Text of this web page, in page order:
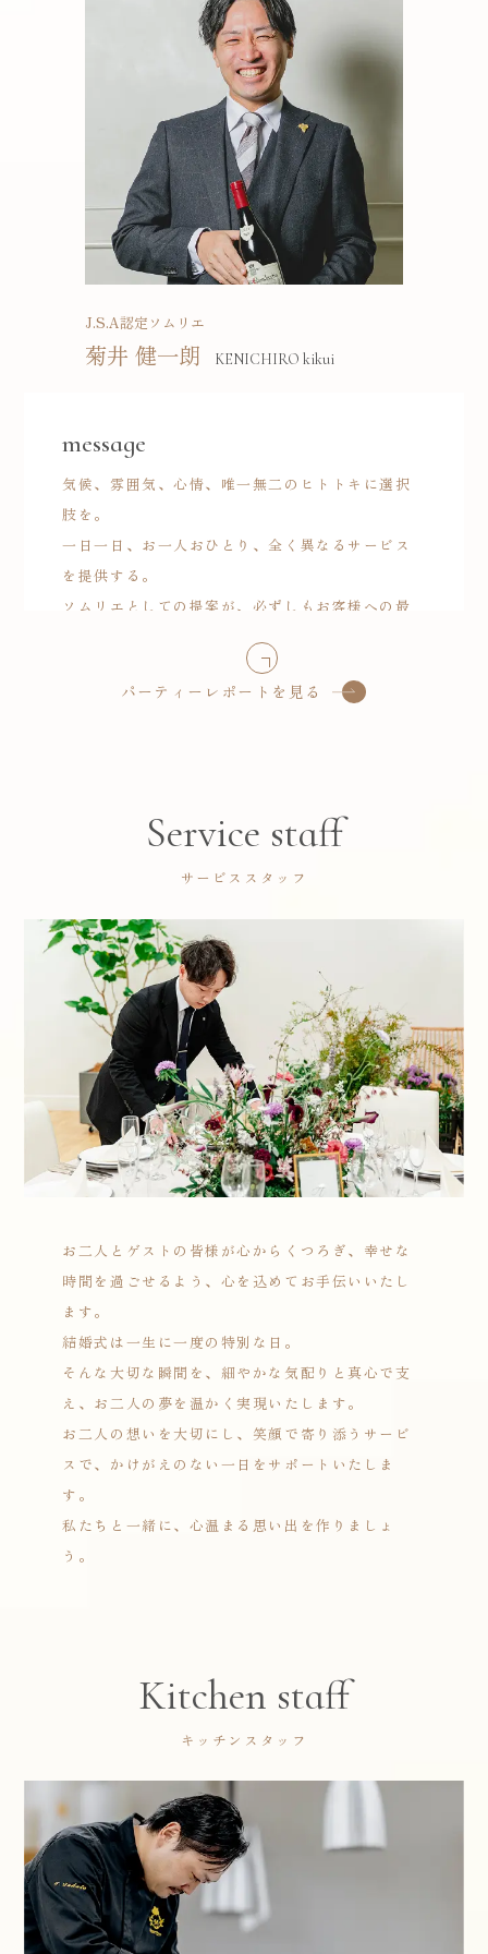
J.S.A認定ソムリエ
菊井 健一朗 KENICHIRO kikui
message
気候、雰囲気、心情、唯一無二のヒトトキに選択
肢を。
一日一日、お一人おひとり、全く異なるサービス
を提供する。
ソムリエとしての提案が、必ずしもお客様への最
客様と創るもの」であると考えています。
経験と知識で、お客様へのご提案やサービスの選
パーティーレポートを見る
Service staff
サービススタッフ
お二人とゲストの皆様が心からくつろぎ、幸せな
時間を過ごせるよう、心を込めてお手伝いいたし
ます。
結婚式は一生に一度の特別な日。
そんな大切な瞬間を、細やかな気配りと真心で支
え、お二人の夢を温かく実現いたします。
お二人の想いを大切にし、笑顔で寄り添うサービ
スで、かけがえのない一日をサポートいたしま
す。
私たちと一緒に、心温まる思い出を作りましょ
う。
Kitchen staff
キッチンスタッフ